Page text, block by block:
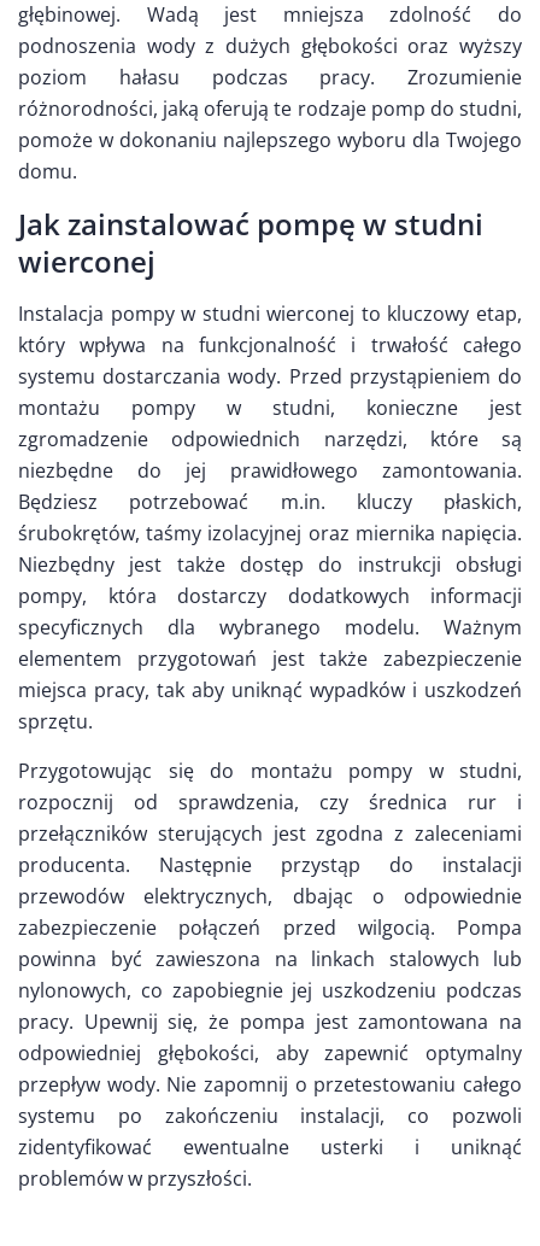
głębinowej. Wadą jest mniejsza zdolność do
podnoszenia wody z dużych głębokości oraz wyższy
poziom hałasu podczas pracy. Zrozumienie
różnorodności, jaką oferują te rodzaje pomp do studni,
pomoże w dokonaniu najlepszego wyboru dla Twojego
domu.
Jak zainstalować pompę w studni
wierconej
Instalacja pompy w studni wierconej to kluczowy etap,
który wpływa na funkcjonalność i trwałość całego
systemu dostarczania wody. Przed przystąpieniem do
montażu pompy w studni, konieczne jest
zgromadzenie odpowiednich narzędzi, które są
niezbędne do jej prawidłowego zamontowania.
Będziesz potrzebować m.in. kluczy płaskich,
śrubokrętów, taśmy izolacyjnej oraz miernika napięcia.
Niezbędny jest także dostęp do instrukcji obsługi
pompy, która dostarczy dodatkowych informacji
specyficznych dla wybranego modelu. Ważnym
elementem przygotowań jest także zabezpieczenie
miejsca pracy, tak aby uniknąć wypadków i uszkodzeń
sprzętu.
Przygotowując się do montażu pompy w studni,
rozpocznij od sprawdzenia, czy średnica rur i
przełączników sterujących jest zgodna z zaleceniami
producenta. Następnie przystąp do instalacji
przewodów elektrycznych, dbając o odpowiednie
zabezpieczenie połączeń przed wilgocią. Pompa
powinna być zawieszona na linkach stalowych lub
nylonowych, co zapobiegnie jej uszkodzeniu podczas
pracy. Upewnij się, że pompa jest zamontowana na
odpowiedniej głębokości, aby zapewnić optymalny
przepływ wody. Nie zapomnij o przetestowaniu całego
systemu po zakończeniu instalacji, co pozwoli
zidentyfikować ewentualne usterki i uniknąć
problemów w przyszłości.